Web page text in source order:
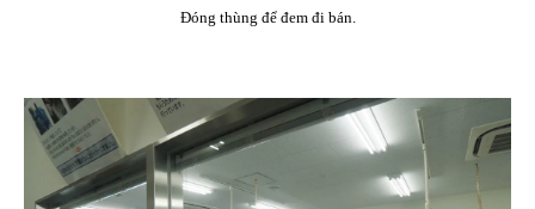
Đóng thùng để đem đi bán.